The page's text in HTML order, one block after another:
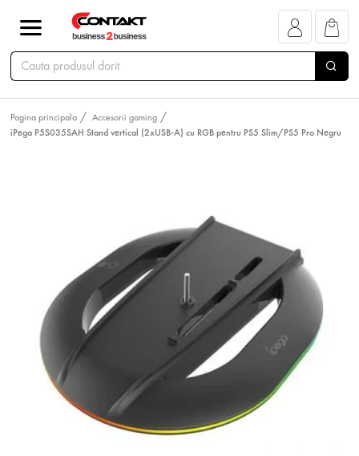
Pagina principala
Accesorii gaming
iPega P5S035SAH Stand vertical (2xUSB-A) cu RGB pentru PS5 Slim/PS5 Pro Negru